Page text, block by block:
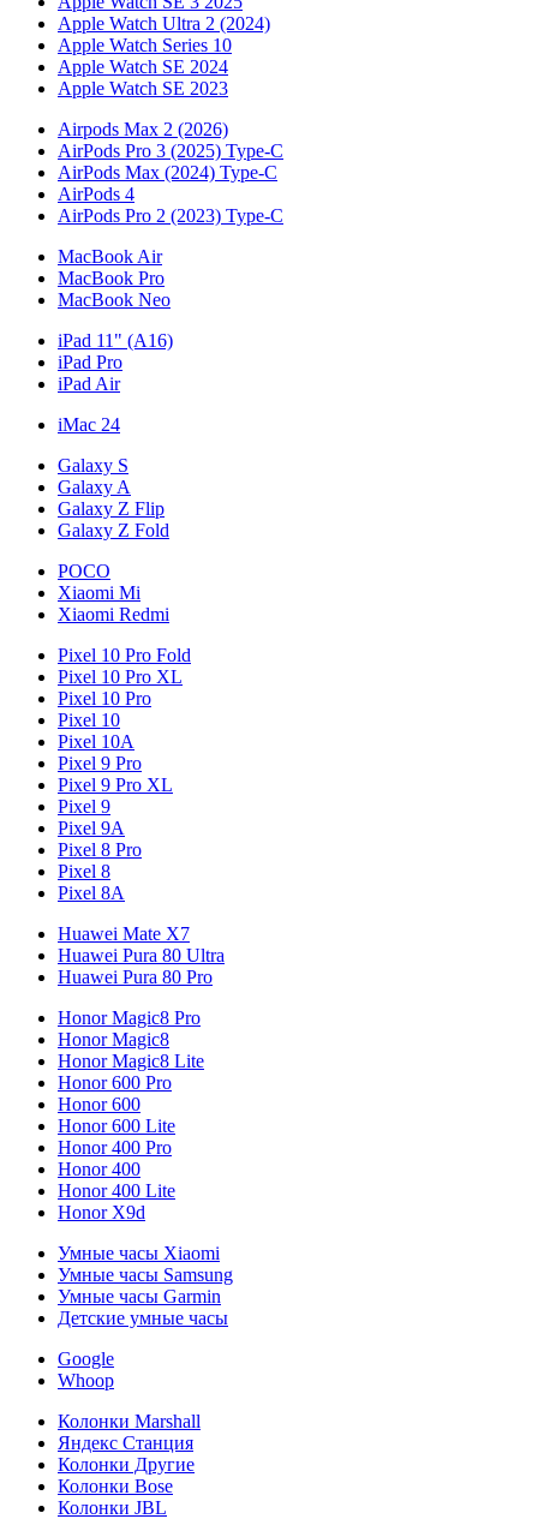
Apple Watch Ultra 2 (2024)
Apple Watch Series 10
Apple Watch SE 2024
Apple Watch SE 2023
Airpods Max 2 (2026)
AirPods Pro 3 (2025) Type-C
AirPods Max (2024) Type-C
AirPods 4
AirPods Pro 2 (2023) Type-C
MacBook Air
MacBook Pro
MacBook Neo
iPad 11" (A16)
iPad Pro
iPad Air
iMac 24
Galaxy S
Galaxy A
Galaxy Z Flip
Galaxy Z Fold
POCO
Xiaomi Mi
Xiaomi Redmi
Pixel 10 Pro Fold
Pixel 10 Pro XL
Pixel 10 Pro
Pixel 10
Pixel 10A
Pixel 9 Pro
Pixel 9 Pro XL
Pixel 9
Pixel 9A
Pixel 8 Pro
Pixel 8
Pixel 8A
Huawei Mate X7
Huawei Pura 80 Ultra
Huawei Pura 80 Pro
Honor Magic8 Pro
Honor Magic8
Honor Magic8 Lite
Honor 600 Pro
Honor 600
Honor 600 Lite
Honor 400 Pro
Honor 400
Honor 400 Lite
Honor X9d
Умные часы Xiaomi
Умные часы Samsung
Умные часы Garmin
Детские умные часы
Google
Whoop
Колонки Marshall
Яндекс Станция
Колонки Другие
Колонки Bose
Колонки JBL